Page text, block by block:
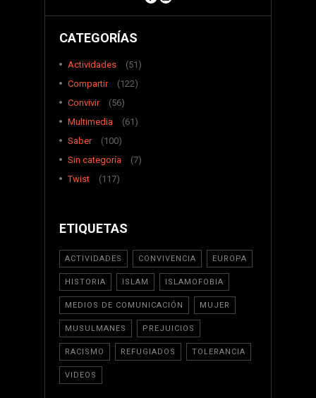
CATEGORÍAS
Actividades
(51)
Compartir
(122)
Convivir
(56)
Multimedia
(61)
Saber
(100)
Sin categoría
(7)
Twist
(117)
ETIQUETAS
ACTIVIDADES CONVIVENCIA EUROPA
HISTORIA ISLAM ISLAMOFOBIA
MEDIOS DE COMUNICACIÓN MUJER
MUSULMANES PREJUICIOS
RACISMO REFUGIADOS TOLERANCIA
VIDEOS